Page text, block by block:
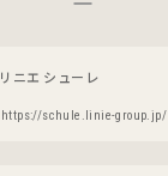
リニエ シューレ
https://schule.linie-group.jp/